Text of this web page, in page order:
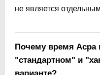
не является
Почему время Асра
"стандартном" и
варианте?